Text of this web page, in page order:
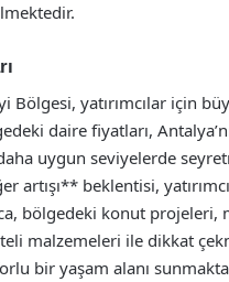
Bölgesi, yatırımcılar için
daire fiyatları,
uygun seviyelerde
artışı** beklentisi,
bölgedeki konut projeleri,
malzemeleri ile dikkat
bir yaşam alanı